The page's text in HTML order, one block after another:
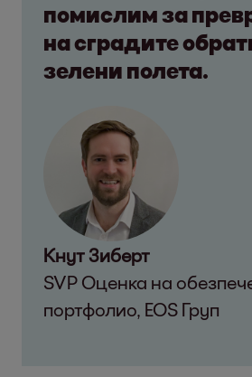
помислим за
на сградите
зелени полета.
Кнут Зиберт
SVP Оценка на
портфолио, EOS Груп